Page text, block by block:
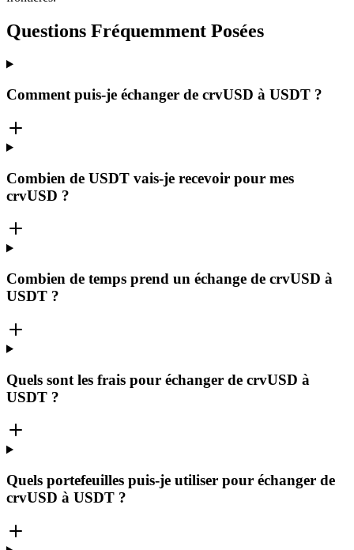
Questions Fréquemment Posées
Comment puis-je échanger de crvUSD à USDT ?
Combien de USDT vais-je recevoir pour mes
crvUSD ?
Combien de temps prend un échange de crvUSD à
USDT ?
Quels sont les frais pour échanger de crvUSD à
USDT ?
Quels portefeuilles puis-je utiliser pour échanger de
crvUSD à USDT ?